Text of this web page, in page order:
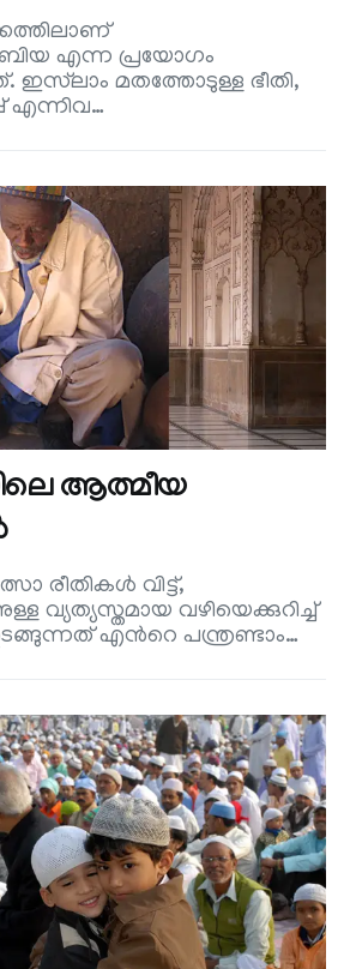
എന്ന പ്രയോഗം
ഇസ്‌ലാം മതത്തോടുള്ള ഭീതി,
എന്നിവ…
ആത്മീയ
രീതികള്‍ വിട്ട്,
വ്യത്യസ്തമായ വഴിയെക്കുറിച്ച്
എന്‍റെ പന്ത്രണ്ടാം…